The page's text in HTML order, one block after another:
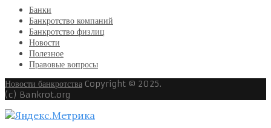
Банки
Банкротство компаний
Банкротство физлиц
Новости
Полезное
Правовые вопросы
Новости банкротства Copyright © 2025.
(c) Bankrot.org